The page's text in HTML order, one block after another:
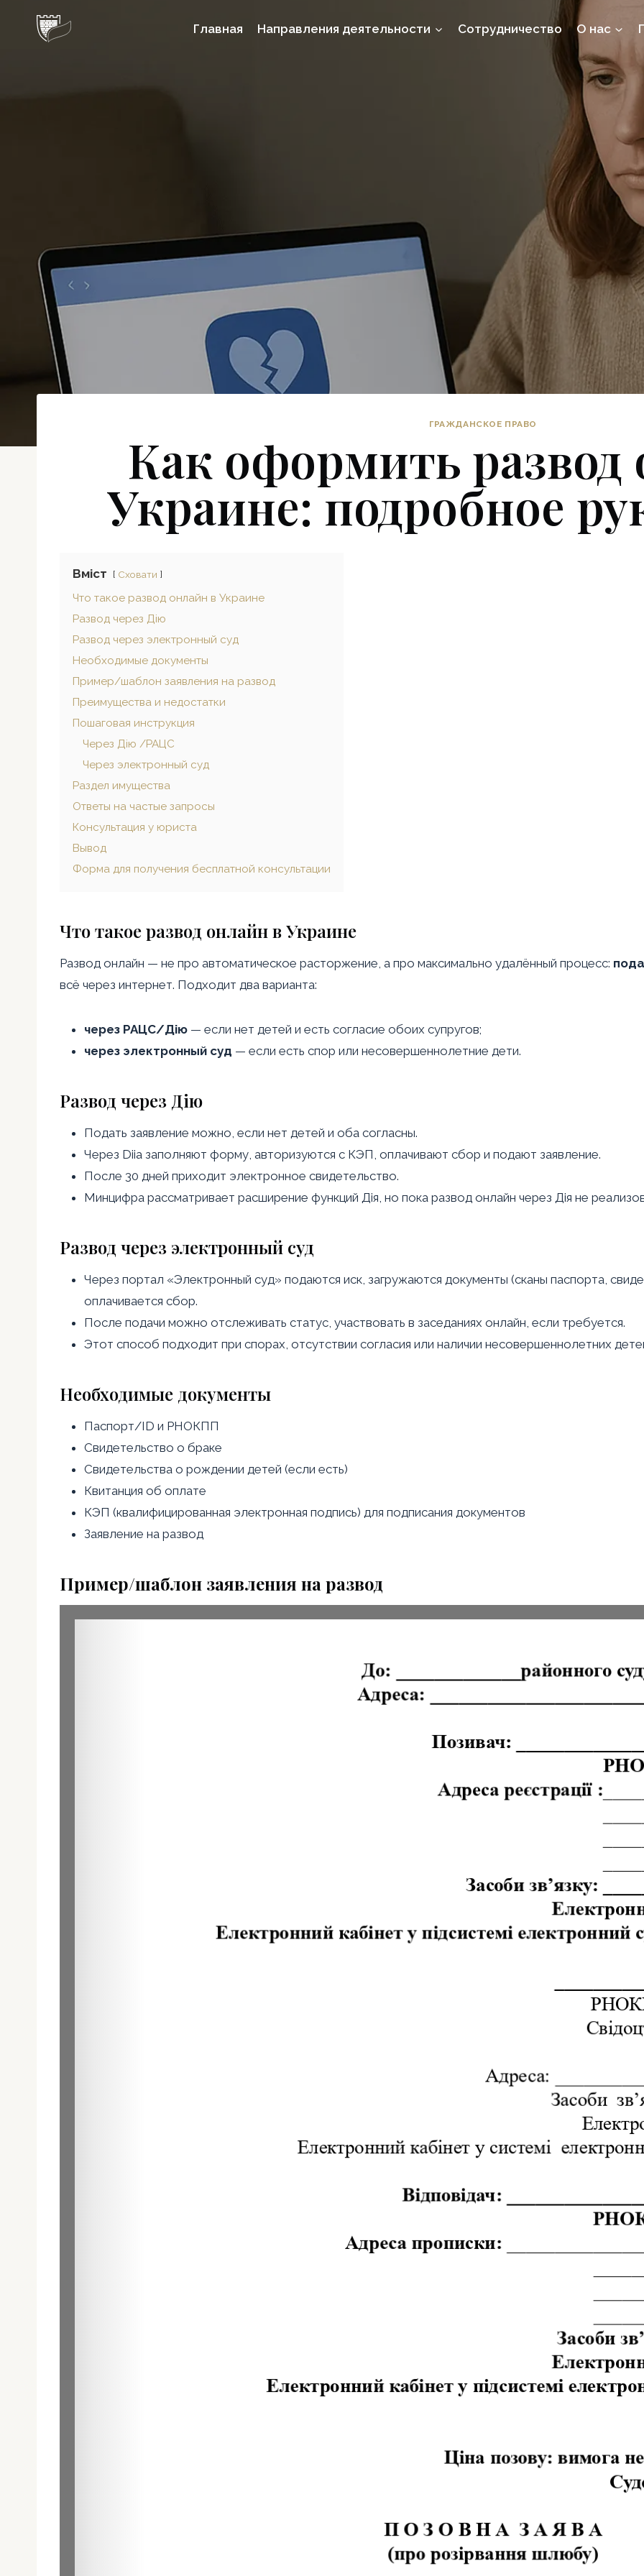
Главная Направления деятельности Сотрудничество О нас
ГРАЖДАНСКОЕ ПРАВО
Как оформить развод
Украине: подробное
Вміст Сховати
Что такое развод онлайн в Украине
Развод через Дію
Развод через электронный суд
Необходимые документы
Пример/шаблон заявления на развод
Преимущества и недостатки
Пошаговая инструкция
Через Дію /РАЦС
Через электронный суд
Раздел имущества
Ответы на частые запросы
Консультация у юриста
Вывод
Форма для получения бесплатной консультации
Что такое развод онлайн в Украине
Развод онлайн — не про автоматическое расторжение, а про максимально удалённый процесс:
всё через интернет. Подходит два варианта:
через РАЦС/Дію — если нет детей и есть согласие обоих супругов;
через электронный суд — если есть спор или несовершеннолетние дети.
Развод через Дію
Подать заявление можно, если нет детей и оба согласны.
Через Diia заполняют форму, авторизуются с КЭП, оплачивают сбор и подают заявление.
После 30 дней приходит электронное свидетельство.
Минцифра рассматривает расширение функций Дія, но пока развод онлайн через Дія не
Развод через электронный суд
Через портал «Электронный суд» подаются иск, загружаются документы (сканы паспорта,
оплачивается сбор.
После подачи можно отслеживать статус, участвовать в заседаниях онлайн, если требуется.
Этот способ подходит при спорах, отсутствии согласия или наличии несовершеннолетних
Необходимые документы
Паспорт/ID и РНОКПП
Свидетельство о браке
Свидетельства о рождении детей (если есть)
Квитанция об оплате
КЭП (квалифицированная электронная подпись) для подписания документов
Заявление на развод
Пример/шаблон заявления на развод